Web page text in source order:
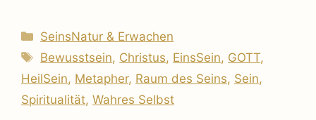
Kategorien
SeinsNatur & Erwachen
Schlagwörter
Bewusstsein, Christus, EinsSein, GOTT,
HeilSein, Metapher, Raum des Seins, Sein,
Spiritualität, Wahres Selbst